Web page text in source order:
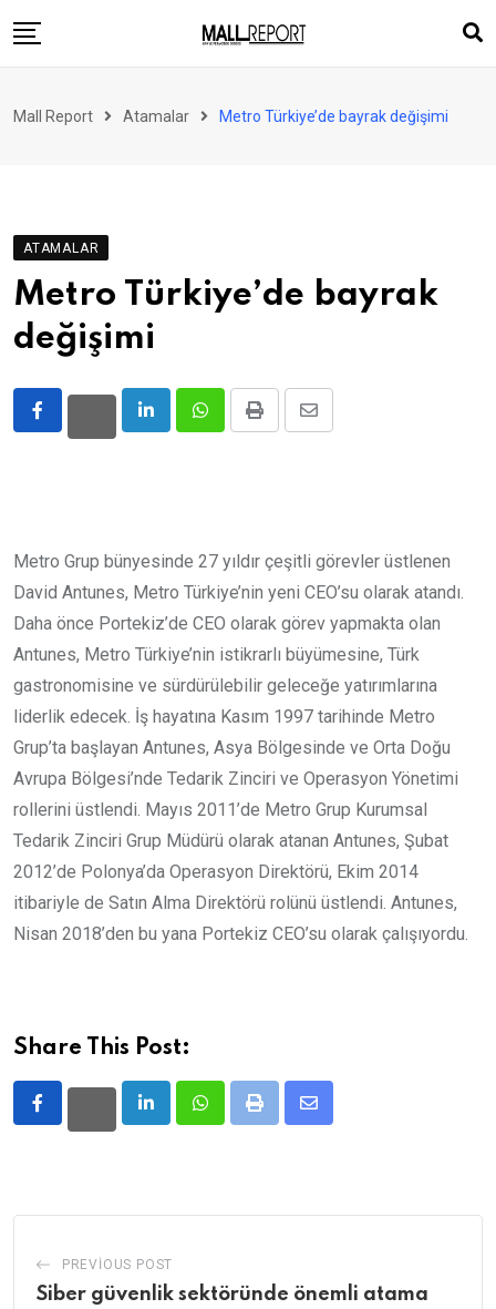
to
Perakende
FinTech
Ürün ve Hizmet
Enerji
Gündem
Mall Report Atamalar Metro Türkiye’de bayrak değişimi
ATAMALAR
Metro Türkiye’de bayrak
değişimi
LinkedInWhatsappPrint
Share
Metro Grup bünyesinde 27 yıldır çeşitli görevler üstlenen
David Antunes, Metro Türkiye’nin yeni CEO’su olarak atandı.
Daha önce Portekiz’de CEO olarak görev yapmakta olan
Antunes, Metro Türkiye’nin istikrarlı büyümesine, Türk
gastronomisine ve sürdürülebilir geleceğe yatırımlarına
liderlik edecek. İş hayatına Kasım 1997 tarihinde Metro
Grup’ta başlayan Antunes, Asya Bölgesinde ve Orta Doğu
Avrupa Bölgesi’nde Tedarik Zinciri ve Operasyon Yönetimi
rollerini üstlendi. Mayıs 2011’de Metro Grup Kurumsal
Tedarik Zinciri Grup Müdürü olarak atanan Antunes, Şubat
2012’de Polonya’da Operasyon Direktörü, Ekim 2014
itibariyle de Satın Alma Direktörü rolünü üstlendi. Antunes,
Nisan 2018’den bu yana Portekiz CEO’su olarak çalışıyordu.
Share This Post:
LinkedInWhatsappPrint
Share
PREVIOUS POST
Siber güvenlik sektöründe önemli atama